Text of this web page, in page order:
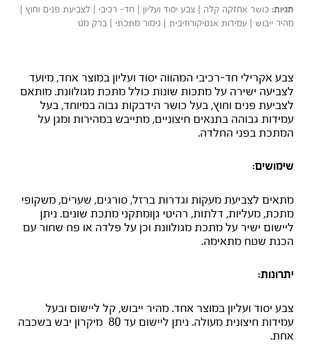
תגיות: כושר אחזקה קלה | צבע יסוד ועליון | חד- רכיבי | לצביעת פנים וחוץ |
מהיר ייבוש | עמידות אנטיקורוזיבית | גימור מתכתי | ברק מט
צבע אקרילי חד-רכיבי המהווה יסוד ועליון במוצר אחד, מיועד
לצביעה ישירה על מתכות שונות כולל מתכת מגולוונת. מותאם
לצביעת פנים וחוץ, בעל כושר הידבקות גבוה במיוחד, בעל
עמידות גבוהה בתנאים חיצוניים, מתייבש במהירות ומגן על
המתכת בפני החלדה.
שימושים:
מתאים לצביעת מעקות וגדרות ברזל, סורגים, שערים, משקופי
מתכת, מעליות, דלתות, רהיטי גןומתקני מתכת שונים. ניתן
ליישום ישיר על מתכת מגולוונת וכן על פלדה או פח שחור עם
הכנת שטח מתאימה.
יתרונות:
צבע יסוד ועליון במוצר אחד. מהיר ייבוש, קל ליישום ובעל
עמידות חיצונית מעולה. ניתן ליישום עד 80 מיקרון יבש בשכבה
אחת.